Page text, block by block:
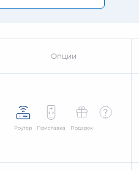
Опции
Роутер Приставка Подарок